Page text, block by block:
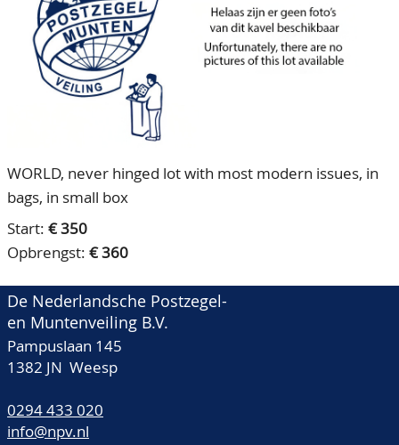
Ons Team
80 jarig bestaan
CONTACT
ACCOUNT
WORLD, never hinged lot with most modern issues, in
bags, in small box
Start: € 350
Opbrengst: € 360
De Nederlandsche Postzegel-
en Muntenveiling B.V.
Pampuslaan 145
1382 JN Weesp
0294 433 020
info@npv.nl